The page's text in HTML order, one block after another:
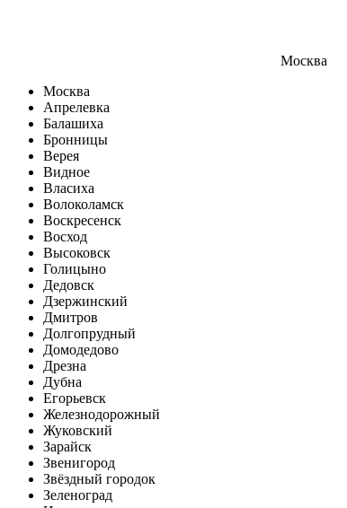
Москва
Москва
Апрелевка
Балашиха
Бронницы
Верея
Видное
Власиха
Волоколамск
Воскресенск
Восход
Высоковск
Голицыно
Дедовск
Дзержинский
Дмитров
Долгопрудный
Домодедово
Дрезна
Дубна
Егорьевск
Железнодорожный
Жуковский
Зарайск
Звенигород
Звёздный городок
Зеленоград